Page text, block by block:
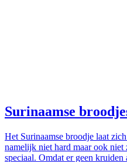
Surinaamse
Het Surinaamse broodje laat
namelijk niet hard maar ook niet
speciaal. Omdat er geen